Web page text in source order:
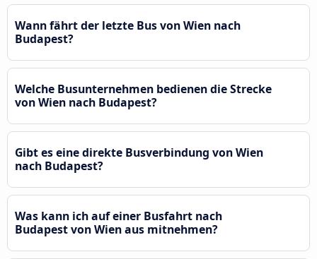
Wann fährt der letzte Bus von Wien nach
Budapest?
Welche Busunternehmen bedienen die Strecke
von Wien nach Budapest?
Gibt es eine direkte Busverbindung von Wien
nach Budapest?
Was kann ich auf einer Busfahrt nach
Budapest von Wien aus mitnehmen?